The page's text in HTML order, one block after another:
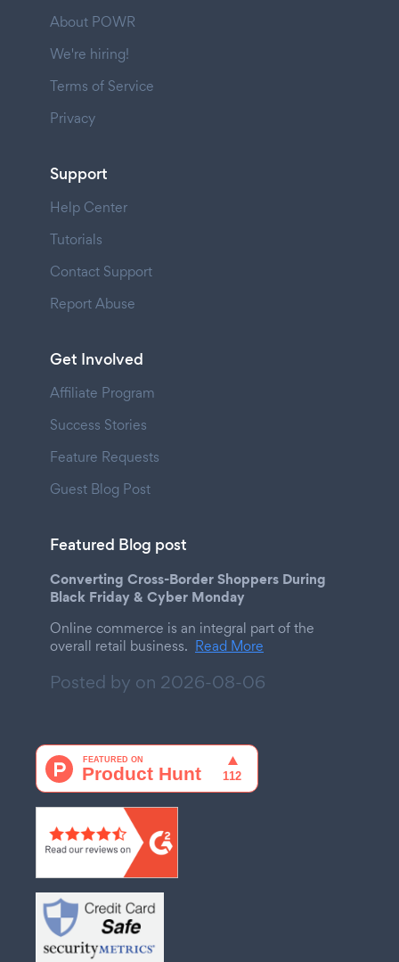
About POWR
We're hiring!
Terms of Service
Privacy
Support
Help Center
Tutorials
Contact Support
Report Abuse
Get Involved
Affiliate Program
Success Stories
Feature Requests
Guest Blog Post
Featured Blog post
Converting Cross-Border Shoppers During
Black Friday & Cyber Monday
Online commerce is an integral part of the
overall retail business. Read More
Posted by on 2026-08-06